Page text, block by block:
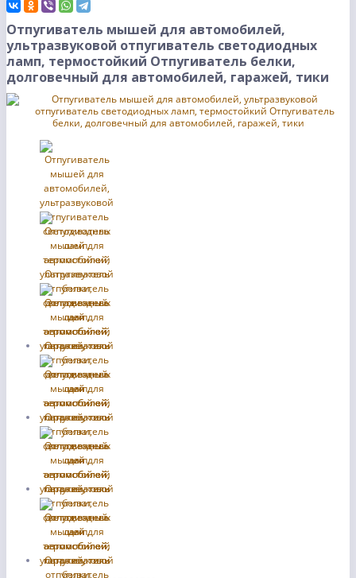
Отпугиватель мышей для автомобилей,
ультразвуковой отпугиватель светодиодных
ламп, термостойкий Отпугиватель белки,
долговечный для автомобилей, гаражей, тики